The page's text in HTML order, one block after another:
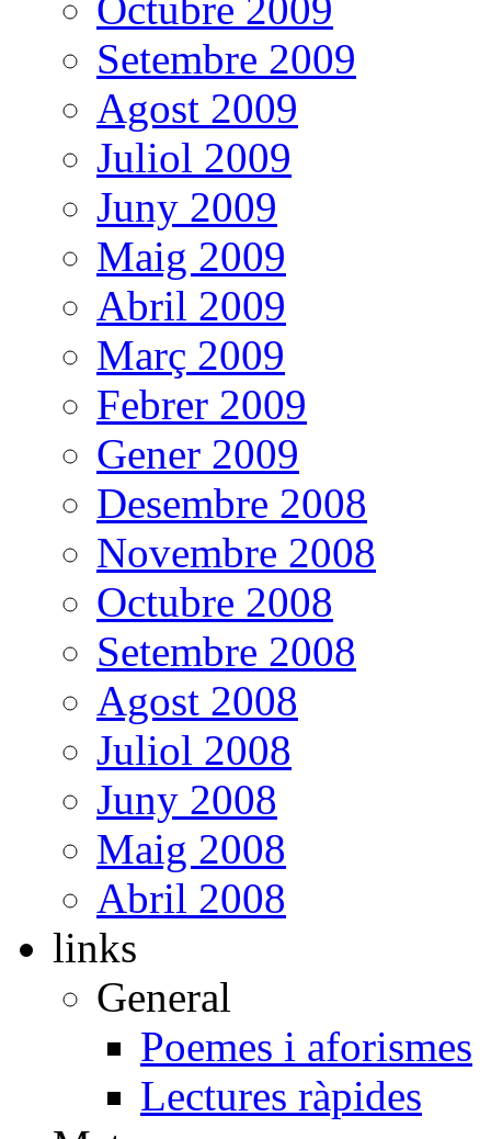
Setembre 2009
Agost 2009
Juliol 2009
Juny 2009
Maig 2009
Abril 2009
Març 2009
Febrer 2009
Gener 2009
Desembre 2008
Novembre 2008
Octubre 2008
Setembre 2008
Agost 2008
Juliol 2008
Juny 2008
Maig 2008
Abril 2008
links
General
Poemes i aforismes
Lectures ràpides